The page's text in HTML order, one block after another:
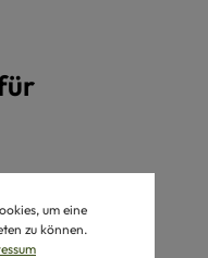
um eine
zu können.